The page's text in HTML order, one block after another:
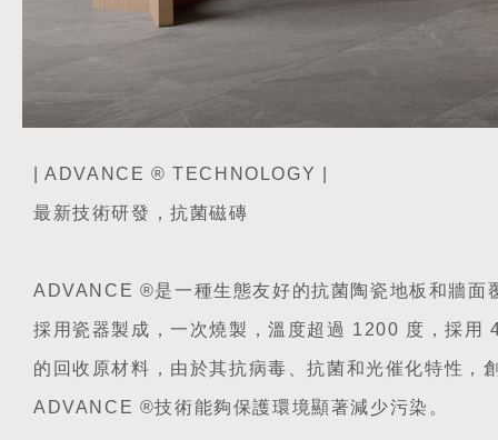
| ADVANCE ® TECHNOLOGY |
最新技術研發，抗菌磁磚
ADVANCE ®是一種生態友好的抗菌陶瓷地板和牆面
採用瓷器製成，一次燒製，溫度超過 1200 度，採用
的回收原材料，由於其抗病毒、抗菌和光催化特性，
ADVANCE ®技術能夠保護環境顯著減少污染。